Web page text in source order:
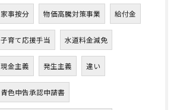
家事按分 物価高騰対策事業 給付金
子育て応援手当 水道料金減免
現金主義 発生主義 違い
青色申告承認申請書